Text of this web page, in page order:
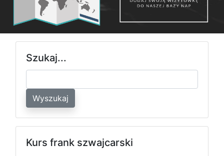
Szukaj...
Wyszukaj
Kurs frank szwajcarski